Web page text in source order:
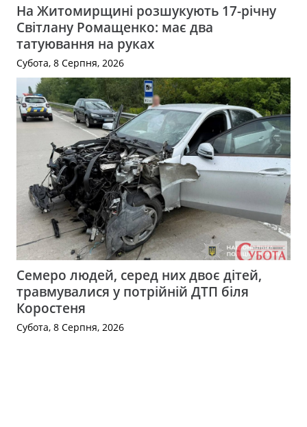
На Житомирщині розшукують 17-річну
Світлану Ромащенко: має два
татуювання на руках
Субота, 8 Серпня, 2026
Семеро людей, серед них двоє дітей,
травмувалися у потрійній ДТП біля
Коростеня
Субота, 8 Серпня, 2026